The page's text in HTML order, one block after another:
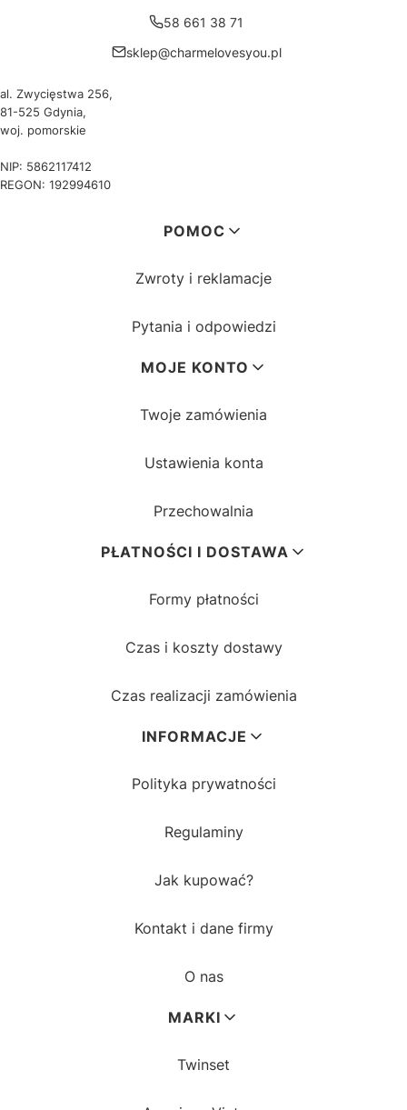
58 661 38 71
sklep@charmelovesyou.pl
al. Zwycięstwa 256,
81-525 Gdynia,
woj. pomorskie
NIP: 5862117412
REGON: 192994610
POMOC
Zwroty i reklamacje
Pytania i odpowiedzi
MOJE KONTO
Twoje zamówienia
Ustawienia konta
Przechowalnia
PŁATNOŚCI I DOSTAWA
Formy płatności
Czas i koszty dostawy
Czas realizacji zamówienia
INFORMACJE
Polityka prywatności
Regulaminy
Jak kupować?
Kontakt i dane firmy
O nas
MARKI
Twinset